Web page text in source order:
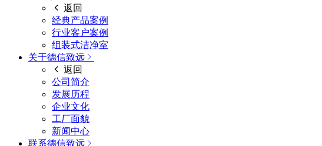
返回
经典产品案例
行业客户案例
组装式洁净室
关于德信致远
返回
公司简介
发展历程
企业文化
工厂面貌
新闻中心
联系德信致远